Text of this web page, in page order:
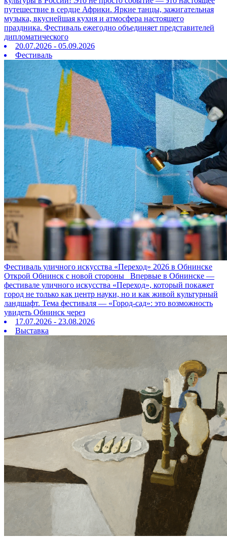
путешествие в сердце Африки. Яркие танцы, зажигательная
музыка, вкуснейшая кухня и атмосфера настоящего
праздника. Фестиваль ежегодно объединяет представителей
дипломатического
20.07.2026 - 05.09.2026
Фестиваль
Фестиваль уличного искусства «Переход» 2026 в Обнинске
Открой Обнинск с новой стороны Впервые в Обнинске —
фестивале уличного искусства «Переход», который покажет
город не только как центр науки, но и как живой культурный
ландшафт. Тема фестиваля — «Город‑сад»: это возможность
увидеть Обнинск через
17.07.2026 - 23.08.2026
Выставка